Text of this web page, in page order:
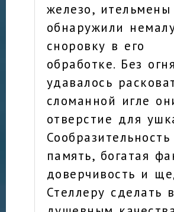
железо, ительмены
обнаружили
сноровку в его
обработке. Без
удавалось
сломанной игле
отверстие для
память, богатая
доверчивость и
Стеллеру